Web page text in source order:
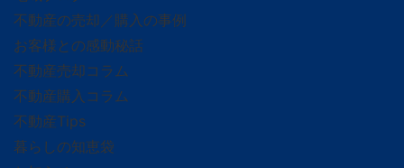
不動産の売却／購入の事例
お客様との感動秘話
不動産売却コラム
不動産購入コラム
不動産Tips
暮らしの知恵袋